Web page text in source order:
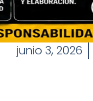
junio 3, 2026